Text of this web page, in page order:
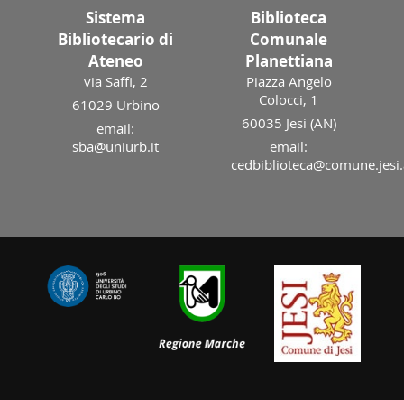
Sistema
Bibliotecario di
Ateneo
via Saffi, 2
61029 Urbino
email:
sba@uniurb.it
Biblioteca
Comunale
Planettiana
Piazza Angelo
Colocci, 1
60035 Jesi (AN)
email: